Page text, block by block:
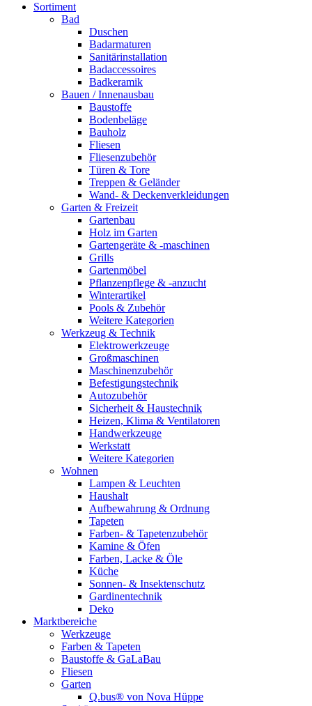
Sortiment
Bad
Duschen
Badarmaturen
Sanitärinstallation
Badaccessoires
Badkeramik
Bauen / Innenausbau
Baustoffe
Bodenbeläge
Bauholz
Fliesen
Fliesenzubehör
Türen & Tore
Treppen & Geländer
Wand- & Deckenverkleidungen
Garten & Freizeit
Gartenbau
Holz im Garten
Gartengeräte & -maschinen
Grills
Gartenmöbel
Pflanzenpflege & -anzucht
Winterartikel
Pools & Zubehör
Weitere Kategorien
Werkzeug & Technik
Elektrowerkzeuge
Großmaschinen
Maschinenzubehör
Befestigungstechnik
Autozubehör
Sicherheit & Haustechnik
Heizen, Klima & Ventilatoren
Handwerkzeuge
Werkstatt
Weitere Kategorien
Wohnen
Lampen & Leuchten
Haushalt
Aufbewahrung & Ordnung
Tapeten
Farben- & Tapetenzubehör
Kamine & Öfen
Farben, Lacke & Öle
Küche
Sonnen- & Insektenschutz
Gardinentechnik
Deko
Marktbereiche
Werkzeuge
Farben & Tapeten
Baustoffe & GaLaBau
Fliesen
Garten
Q.bus® von Nova Hüppe